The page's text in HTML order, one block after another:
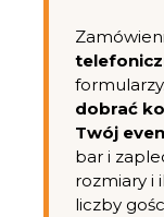
dobrać
Twój
bar i
rozmiary i
liczby